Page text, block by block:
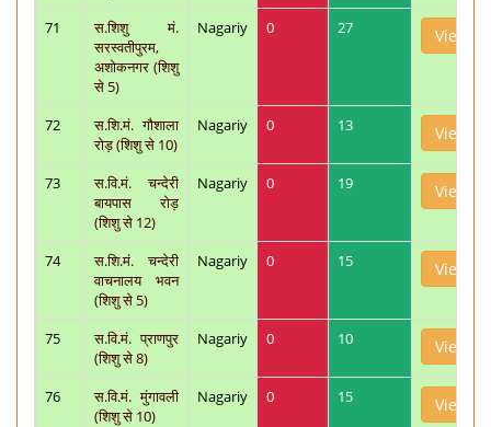
71
स.शिशु मं.
सरस्वतीपुरम,
अशोकनगर (शिशु
से 5)
Nagariy 0 27 View
72
स.शि.मं. गौशाला
रोड़ (शिशु से 10)
Nagariy 0 13 View
73
स.वि.मं. चन्देरी
बायपास रोड़
(शिशु से 12)
Nagariy 0 19 View
74
स.शि.मं. चन्देरी
वाचनालय भवन
(शिशु से 5)
Nagariy 0 15 View
75
स.वि.मं. प्राणपुर
(शिशु से 8)
Nagariy 0 10 View
76
स.वि.मं. मुंगावली
(शिशु से 10)
Nagariy 0 15 View